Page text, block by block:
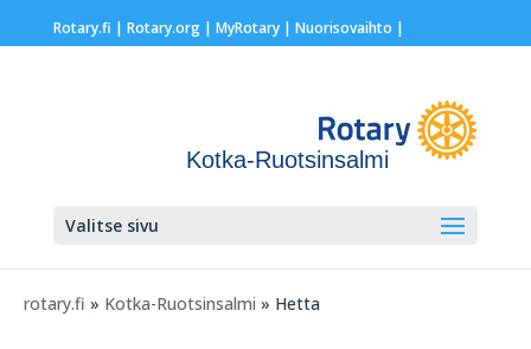
Rotary.fi | Rotary.org| MyRotary | Nuorisovaihto |
Kotka-Ruotsinsalmi
Valitse sivu
rotary.fi » Kotka-Ruotsinsalmi » Hetta